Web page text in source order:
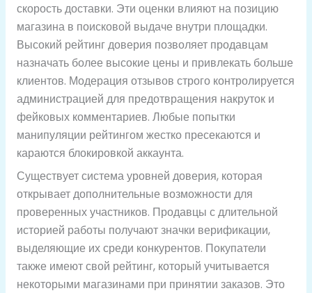
скорость доставки. Эти оценки влияют на позицию
магазина в поисковой выдаче внутри площадки.
Высокий рейтинг доверия позволяет продавцам
назначать более высокие цены и привлекать больше
клиентов. Модерация отзывов строго контролируется
администрацией для предотвращения накруток и
фейковых комментариев. Любые попытки
манипуляции рейтингом жестко пресекаются и
караются блокировкой аккаунта.
Существует система уровней доверия, которая
открывает дополнительные возможности для
проверенных участников. Продавцы с длительной
историей работы получают значки верификации,
выделяющие их среди конкурентов. Покупатели
также имеют свой рейтинг, который учитывается
некоторыми магазинами при принятии заказов. Это